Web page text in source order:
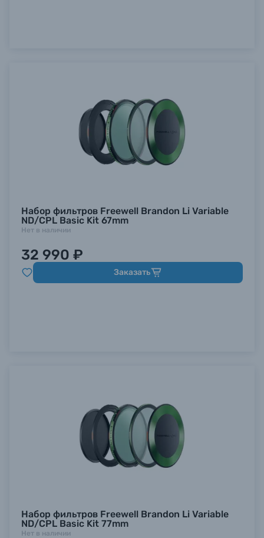
Набор фильтров Freewell Brandon Li Variable
ND/CPL Basic Kit 67mm
Нет в наличии
32 990 ₽
Заказать
Набор фильтров Freewell Brandon Li Variable
ND/CPL Basic Kit 77mm
Нет в наличии